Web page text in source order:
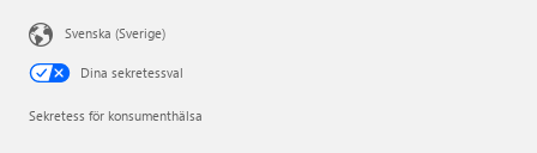
Svenska (Sverige)
Dina sekretessval
Sekretess för konsumenthälsa